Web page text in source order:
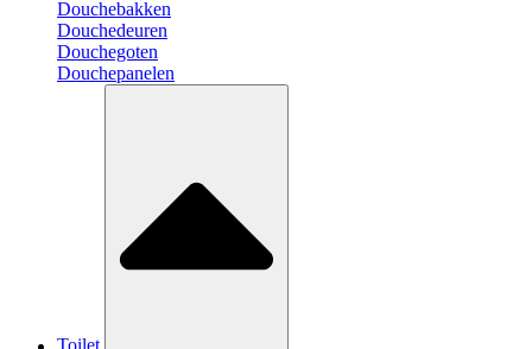
Douchebakken
Douchedeuren
Douchegoten
Douchepanelen